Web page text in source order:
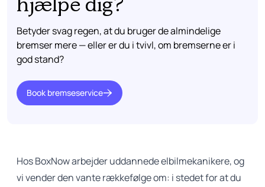
hjælpe dig?
Betyder svag regen, at du bruger de almindelige
bremser mere — eller er du i tvivl, om bremserne er i
god stand?
Book bremseservice
Hos BoxNow arbejder uddannede elbilmekanikere, og
vi vender den vante rækkefølge om: i stedet for at du